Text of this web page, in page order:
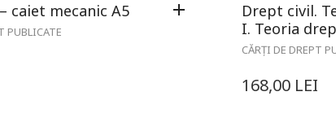
caiet mecanic A5
PUBLICATE
Drept civil.
I. Teoria
CĂRȚI DE DREPT
168,00 LEI